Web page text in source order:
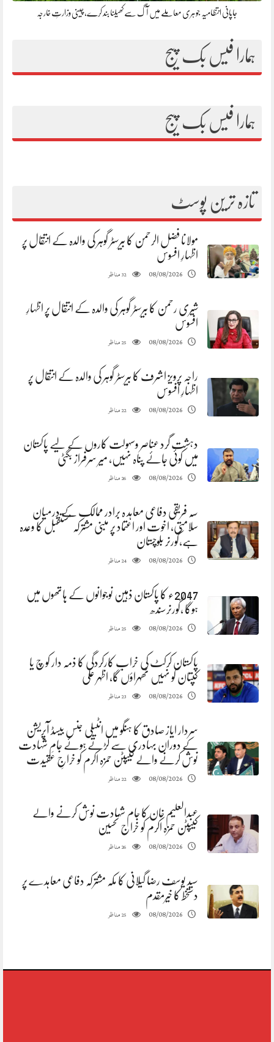
جاپانی انتظامیہ جوہری معاملے میں آگ سے کھیلنا بند کرے، چینی وزارتِ خارجہ
ہمارا فیس بک پیج
ہمارا فیس بک پیج
تازہ ترین پوسٹ
مولانا فضل الرحمن کا بیرسٹر گوہر کی والدہ کے انتقال پر
اظہارِ افسوس
08/08/2026
32مناظر
شیری رحمن کا بیرسٹر گوہر کی والدہ کے انتقال پر اظہارِ
افسوس
08/08/2026
25مناظر
راجہ پرویز اشرف کا بیرسٹر گوہر کی والدہ کے انتقال پر
اظہارِ افسوس
08/08/2026
22مناظر
دہشت گرد عناصر وسہولت کاروں کے لیے پاکستان
میں کوئی جائے پناہ نہیں، میر سرفراز بگٹی
08/08/2026
26مناظر
سہ فریقی دفاعی معاہد ہ برادر ممالک کے درمیان
سلامتی، اخوت اور اعتماد پر مبنی مشترکہ مستقبل کا وعدہ
ہے،گورنر بلوچستان
08/08/2026
24مناظر
2047ء کا پاکستان ذہین نوجوانوں کے ہاتھوں میں
ہوگا ،گورنرسندھ
08/08/2026
25مناظر
پاکستان کرکٹ کی خراب کارکردگی کا ذمہ دار کوچ یا
کپتان کو نہیں ٹھہراؤں گا، اظہر علی
08/08/2026
23مناظر
سردار ایاز صادق کا ہنگو میں انٹیلی جنس بیسڈ آپریشن
کے دوران بہادری سے لڑتے ہوئے جامِ شہادت
نوش کرنے والے کیپٹن حمزہ اکرم کو خراجِ عقیدت
08/08/2026
22مناظر
عبدالعلیم خان کا جام شہادت نوش کرنے والے
کیپٹن حمزہ اکرم کو خراج تحسین
08/08/2026
26مناظر
سید یوسف رضا گیلانی کا مکہ مشترکہ دفاعی معاہدے پر
دستخط کا خیرمقدم
08/08/2026
25مناظر